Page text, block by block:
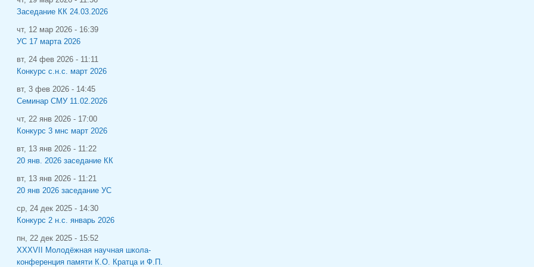
Заседание КК 24.03.2026
чт, 12 мар 2026 - 16:39
УС 17 марта 2026
вт, 24 фев 2026 - 11:11
Конкурс с.н.с. март 2026
вт, 3 фев 2026 - 14:45
Семинар СМУ 11.02.2026
чт, 22 янв 2026 - 17:00
Конкурс 3 мнс март 2026
вт, 13 янв 2026 - 11:22
20 янв. 2026 заседание КК
вт, 13 янв 2026 - 11:21
20 янв 2026 заседание УС
ср, 24 дек 2025 - 14:30
Конкурс 2 н.с. январь 2026
пн, 22 дек 2025 - 15:52
XXXVII Молодёжная научная школа-
конференция памяти К.О. Кратца и Ф.П.